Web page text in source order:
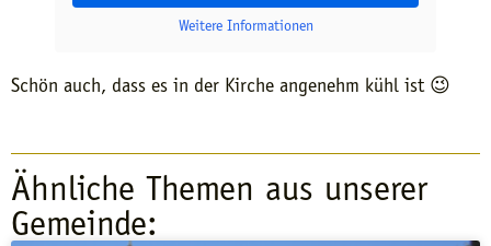
Weitere Informationen
Schön auch, dass es in der Kirche angenehm kühl ist 😉
Ähnliche Themen aus unserer
Gemeinde: